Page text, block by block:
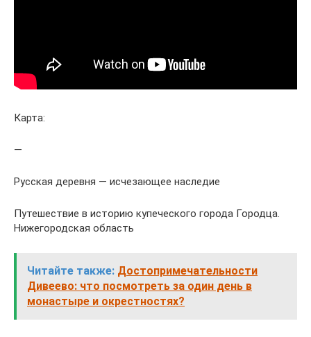
Карта:
—
Русская деревня — исчезающее наследие
Путешествие в историю купеческого города Городца.
Нижегородская область
Читайте также: Достопримечательности
Дивеево: что посмотреть за один день в
монастыре и окрестностях?